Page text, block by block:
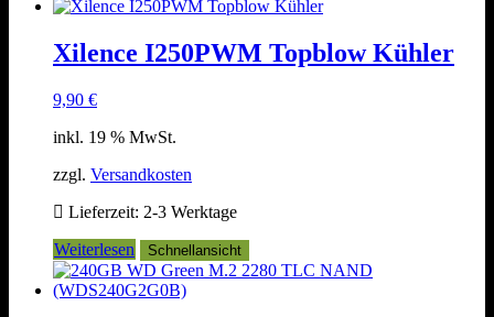
Xilence I250PWM Topblow Kühler
9,90 €
inkl. 19 % MwSt.
zzgl. Versandkosten
Lieferzeit: 2-3 Werktage
Weiterlesen
Schnellansicht